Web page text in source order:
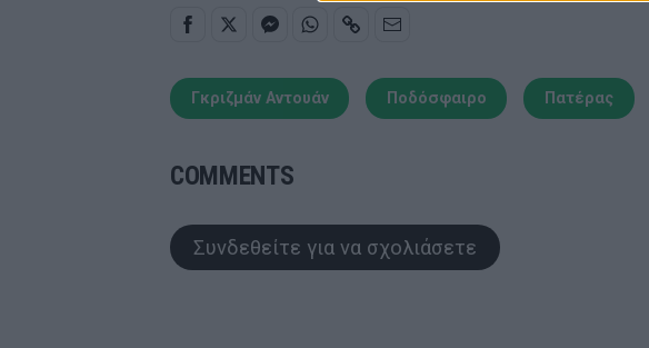
Γκριζμάν Αντουάν Ποδόσφαιρο Πατέρας
COMMENTS
Συνδεθείτε για να σχολιάσετε